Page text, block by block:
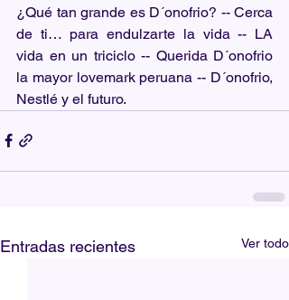
¿Qué tan grande es D´onofrio? -- Cerca
de ti… para endulzarte la vida -- LA
vida en un triciclo -- Querida D´onofrio
la mayor lovemark peruana -- D´onofrio,
Nestlé y el futuro.
Entradas recientes Ver todo